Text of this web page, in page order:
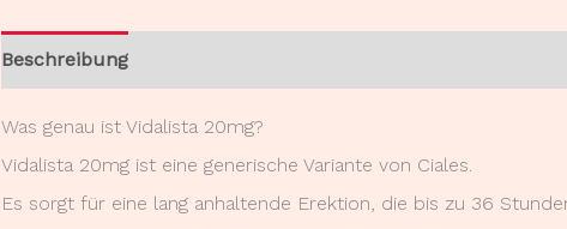
Beschreibung
Was genau ist Vidalista 20mg?
Vidalista 20mg ist eine generische Variante von Ciales.
Es sorgt für eine lang anhaltende Erektion, die bis zu 36